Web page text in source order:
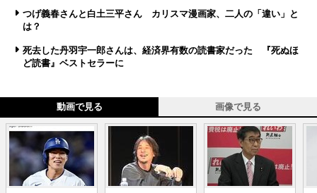
つげ義春さんと白土三平さん カリスマ漫画家、二人の「違い」と
は？
死去した丹羽宇一郎さんは、経済界有数の読書家だった 『死ぬほ
ど読書』ベストセラーに
動画で見る 画像で見る